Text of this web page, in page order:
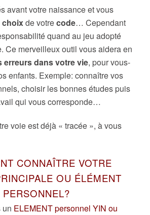
avant votre naissance et vous
choixde votrecode… Cependant
quand au jeu adopté
Ce merveilleux outil vous aidera en
erreursdansvotre vie, pour vous-
enfants. Exemple: connaître vos
choisir les bonnes études puis
qui vous corresponde…
voie est déjà « tracée », à vous
CONNAÎTRE VOTRE
OU ÉLÉMENT
PERSONNEL?
un ELEMENT personnel YIN ou